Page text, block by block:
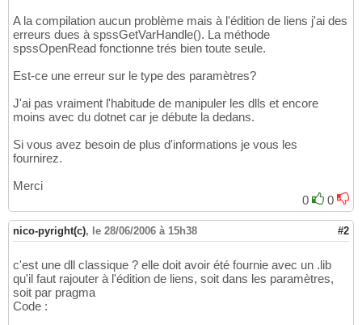
14
15
16
18
20
21
22
for each(Collections:<img src=
{
char* spssVarName =
&hVariable);
}
A la compilation aucun problème mais à l'édition de liens j'ai des
erreurs dues à spssGetVarHandle(). La méthode
spssOpenRead fonctionne trés bien toute seule.
Est-ce une erreur sur le type des paramètres?
J'ai pas vraiment l'habitude de manipuler les dlls et encore
moins avec du dotnet car je débute la dedans.
Si vous avez besoin de plus d'informations je vous les
fournirez.
Merci
0
0
nico-pyright(c), le 28/06/2006 à 15h38 #2
c'est une dll classique ? elle doit avoir été fournie avec un .lib
qu'il faut rajouter à l'édition de liens, soit dans les paramètres,
soit par pragma
Code :